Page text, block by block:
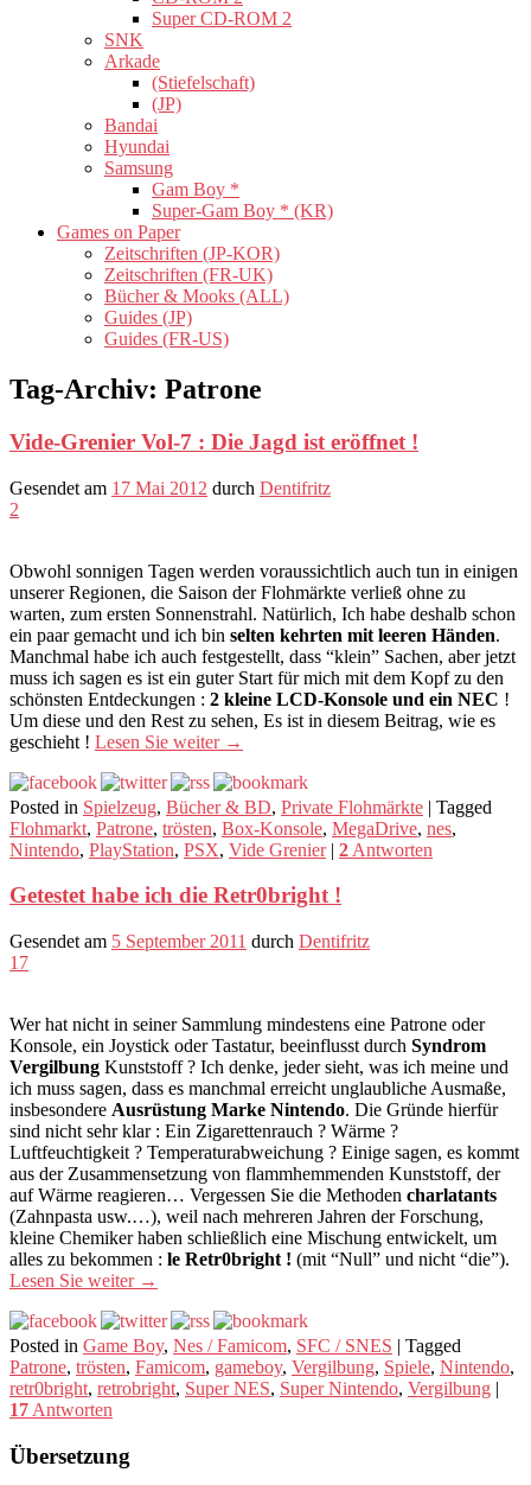
Super CD-ROM 2
SNK
Arkade
(Stiefelschaft)
(JP)
Bandai
Hyundai
Samsung
Gam Boy *
Super-Gam Boy * (KR)
Games on Paper
Zeitschriften (JP-KOR)
Zeitschriften (FR-UK)
Bücher & Mooks (ALL)
Guides (JP)
Guides (FR-US)
Tag-Archiv: Patrone
Vide-Grenier Vol-7 : Die Jagd ist eröffnet !
Gesendet am 17 Mai 2012 durch Dentifritz
2
Obwohl sonnigen Tagen werden voraussichtlich auch tun in einigen
unserer Regionen, die Saison der Flohmärkte verließ ohne zu
warten, zum ersten Sonnenstrahl. Natürlich, Ich habe deshalb schon
ein paar gemacht und ich bin selten kehrten mit leeren Händen.
Manchmal habe ich auch festgestellt, dass “klein” Sachen, aber jetzt
muss ich sagen es ist ein guter Start für mich mit dem Kopf zu den
schönsten Entdeckungen : 2 kleine LCD-Konsole und ein NEC !
Um diese und den Rest zu sehen, Es ist in diesem Beitrag, wie es
geschieht ! Lesen Sie weiter →
Posted in Spielzeug, Bücher & BD, Private Flohmärkte | Tagged
Flohmarkt, Patrone, trösten, Box-Konsole, MegaDrive, nes,
Nintendo, PlayStation, PSX, Vide Grenier | 2 Antworten
Getestet habe ich die Retr0bright !
Gesendet am 5 September 2011 durch Dentifritz
17
Wer hat nicht in seiner Sammlung mindestens eine Patrone oder
Konsole, ein Joystick oder Tastatur, beeinflusst durch Syndrom
Vergilbung Kunststoff ? Ich denke, jeder sieht, was ich meine und
ich muss sagen, dass es manchmal erreicht unglaubliche Ausmaße,
insbesondere Ausrüstung Marke Nintendo. Die Gründe hierfür
sind nicht sehr klar : Ein Zigarettenrauch ? Wärme ?
Luftfeuchtigkeit ? Temperaturabweichung ? Einige sagen, es kommt
aus der Zusammensetzung von flammhemmenden Kunststoff, der
auf Wärme reagieren… Vergessen Sie die Methoden charlatants
(Zahnpasta usw.…), weil nach mehreren Jahren der Forschung,
kleine Chemiker haben schließlich eine Mischung entwickelt, um
alles zu bekommen : le Retr0bright ! (mit “Null” und nicht “die”).
Lesen Sie weiter →
Posted in Game Boy, Nes / Famicom, SFC / SNES | Tagged
Patrone, trösten, Famicom, gameboy, Vergilbung, Spiele, Nintendo,
retr0bright, retrobright, Super NES, Super Nintendo, Vergilbung |
17 Antworten
Übersetzung